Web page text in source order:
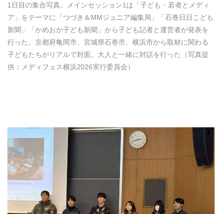
1日目の集合写真。メインセッション1は「子ども・若者とメディ
ア」をテーマに「つづき＆MMジュニア編集局」「石巻日日こども
新聞」「かめおか子ども新聞」から子ども記者と運営者が発表を
行った。京都府亀岡市、宮城県石巻市、横浜市から取材に関わる
子どもたちがリアルで対面。大人と一緒に対話を行った（写真提
供：メディフェス横浜2026実行委員会）